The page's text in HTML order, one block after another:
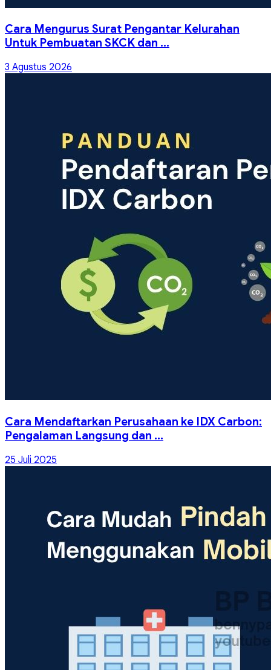
Cara Mengurus Surat Pengantar Kelurahan
Untuk Pembuatan SKCK dan ...
3 Agustus 2026
Cara Mendaftarkan Perusahaan ke IDX Carbon:
Pengalaman Langsung dan ...
25 Juli 2025